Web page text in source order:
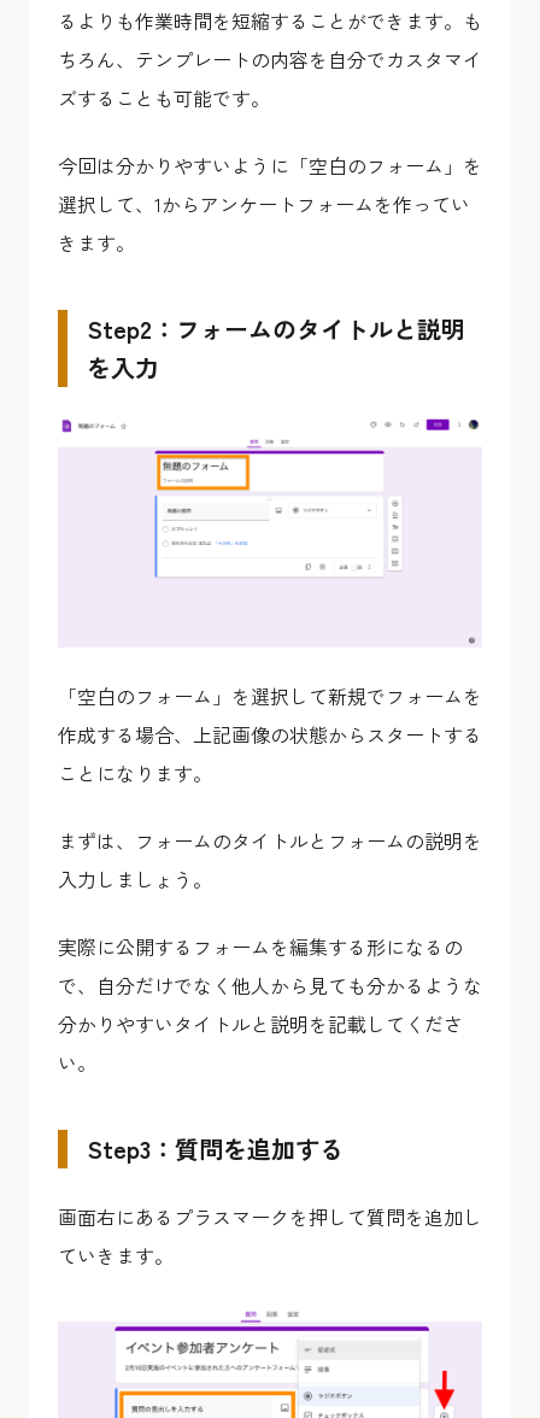
るよりも作業時間を短縮することができます。も
ちろん、テンプレートの内容を自分でカスタマイ
ズすることも可能です。
今回は分かりやすいように「空白のフォーム」を
選択して、1からアンケートフォームを作ってい
きます。
Step2：フォームのタイトルと説明
を入力
「空白のフォーム」を選択して新規でフォームを
作成する場合、上記画像の状態からスタートする
ことになります。
まずは、フォームのタイトルとフォームの説明を
入力しましょう。
実際に公開するフォームを編集する形になるの
で、自分だけでなく他人から見ても分かるような
分かりやすいタイトルと説明を記載してくださ
い。
Step3：質問を追加する
画面右にあるプラスマークを押して質問を追加し
ていきます。